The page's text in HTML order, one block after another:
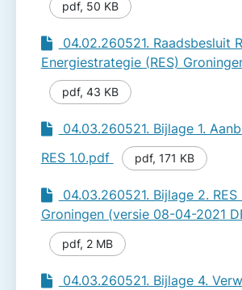
pdf, 50 KB
04.02.260521. Raadsbesluit
Energiestrategie (RES)
pdf, 43 KB
04.03.260521. Bijlage 1.
RES 1.0.pdf
pdf, 171 KB
04.03.260521. Bijlage 2. RES
Groningen (versie 08-04-2021
pdf, 2 MB
04.03.260521. Bijlage 4.